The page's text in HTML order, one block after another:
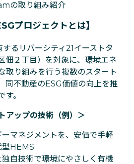
の取り組み紹介
プロジェクトとは】
るリバーシティ21イーストタ
佃２丁目）を対象に、環境エネ
取り組みを行う複数のスタート
同不動産のESG価値の向上を推
。
アップの技術（例）＞
マネジメントを、安価で手軽
型HEMS
自技術で環境にやさしく有機